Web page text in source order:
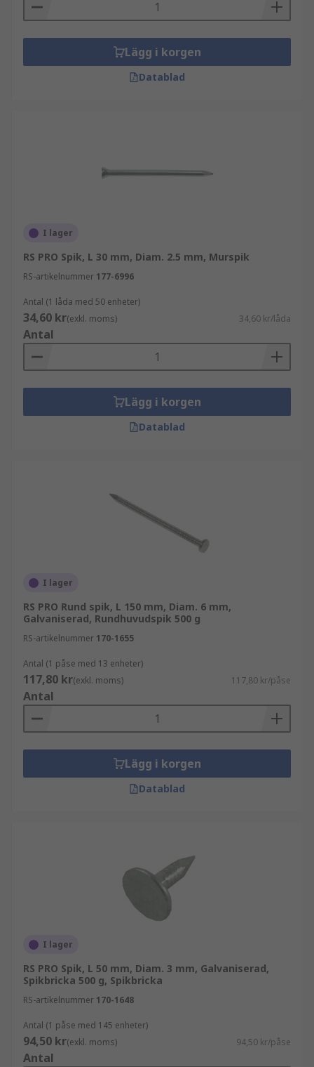
Lägg i korgen
Datablad
I lager
RS PRO Spik, L 30 mm, Diam. 2.5 mm, Murspik
RS-artikelnummer 177-6996
Antal (1 låda med 50 enheter)
34,60 kr(exkl. moms) 34,60 kr/låda
Antal
Lägg i korgen
Datablad
I lager
RS PRO Rund spik, L 150 mm, Diam. 6 mm,
Galvaniserad, Rundhuvudspik 500 g
RS-artikelnummer 170-1655
Antal (1 påse med 13 enheter)
117,80 kr(exkl. moms) 117,80 kr/påse
Antal
Lägg i korgen
Datablad
I lager
RS PRO Spik, L 50 mm, Diam. 3 mm, Galvaniserad,
Spikbricka 500 g, Spikbricka
RS-artikelnummer 170-1648
Antal (1 påse med 145 enheter)
94,50 kr(exkl. moms) 94,50 kr/påse
Antal